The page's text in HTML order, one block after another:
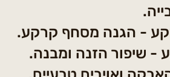
- הגנה מסחף קרקע.
- שיפור הזנה ומבנה.